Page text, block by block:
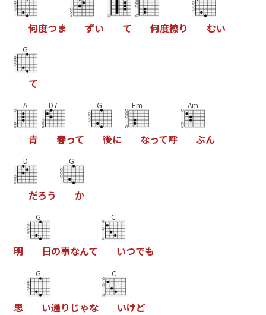
何度つま ずい て 何度擦り むい
G
て
A
青
D7
春って
G
後に
Em
なって呼
Am
ぶん
D
だろう
G
か
明
G
日の事なんて
C
いつでも
思
G
い通り じゃな
C
いけど